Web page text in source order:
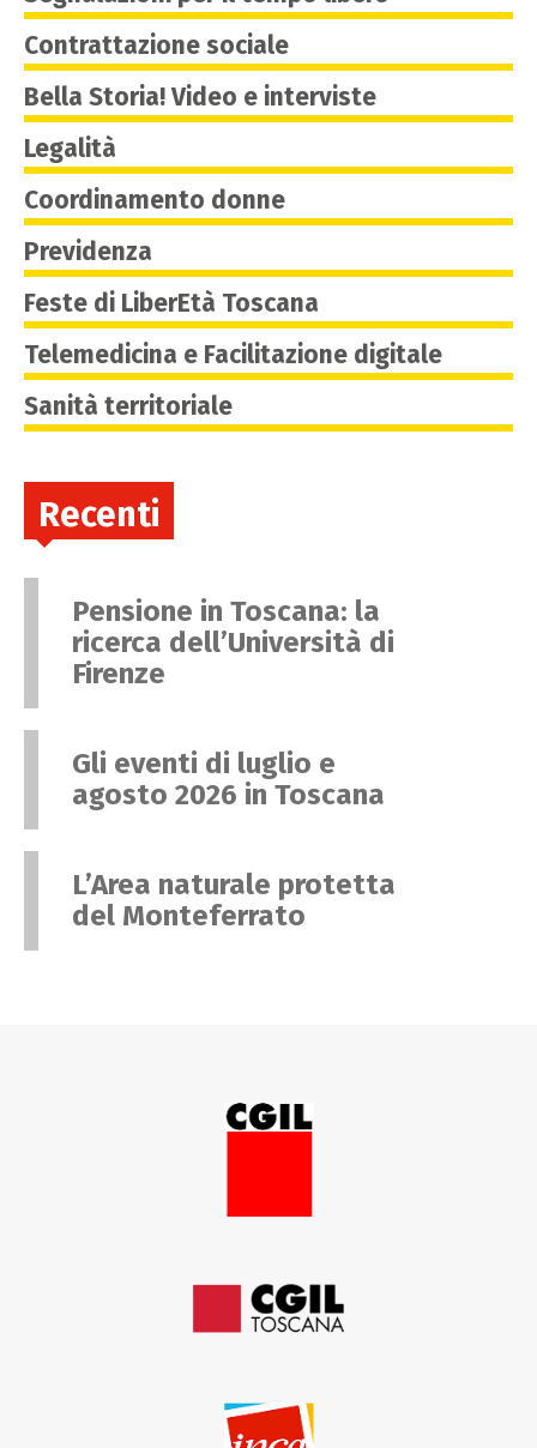
Contrattazione sociale
Bella Storia! Video e interviste
Legalità
Coordinamento donne
Previdenza
Feste di LiberEtà Toscana
Telemedicina e Facilitazione digitale
Sanità territoriale
Recenti
Pensione in Toscana: la
ricerca dell’Università di
Firenze
Gli eventi di luglio e
agosto 2026 in Toscana
L’Area naturale protetta
del Monteferrato